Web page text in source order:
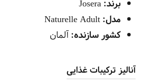
برند:
مدل:
کشور سازنده:آلمان
آنالیز ترکیبات غذایی